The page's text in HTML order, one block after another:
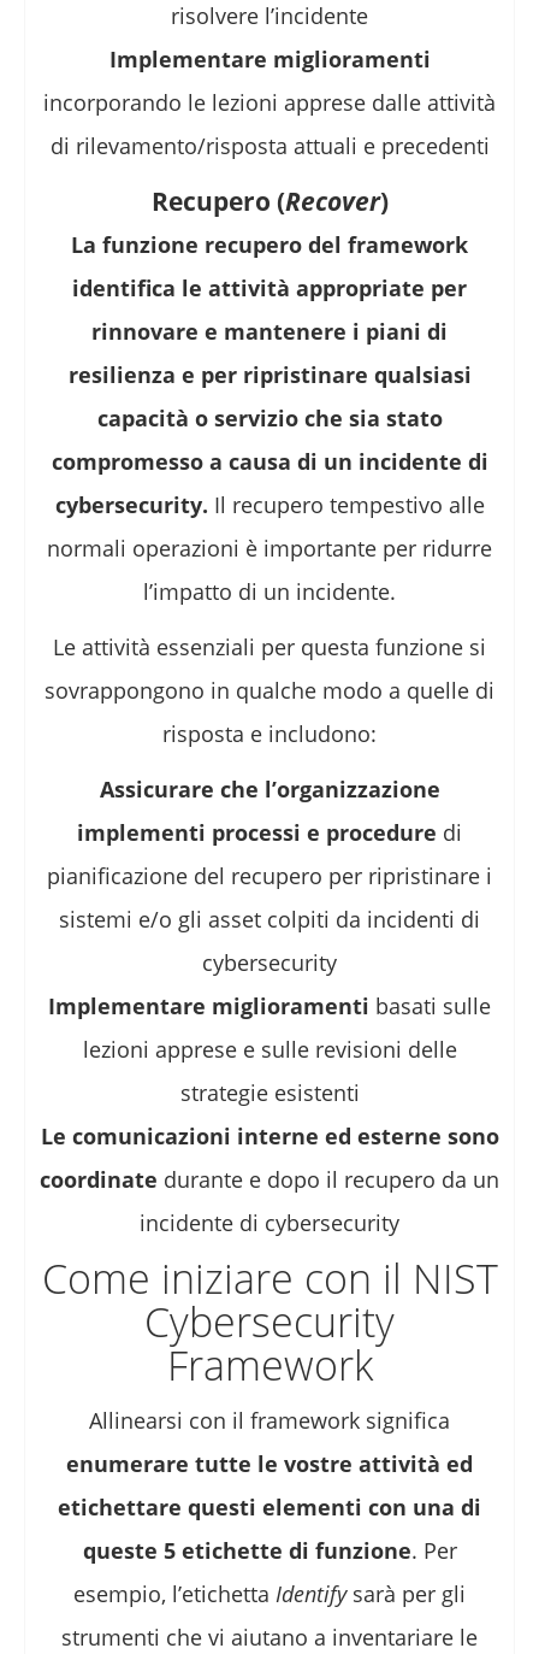
risolvere l’incidente
Implementare miglioramenti
incorporando le lezioni apprese dalle attività
di rilevamento/risposta attuali e precedenti
Recupero (Recover)
La funzione recupero del framework
identifica le attività appropriate per
rinnovare e mantenere i piani di
resilienza e per ripristinare qualsiasi
capacità o servizio che sia stato
compromesso a causa di un incidente di
cybersecurity. Il recupero tempestivo alle
normali operazioni è importante per ridurre
l’impatto di un incidente.
Le attività essenziali per questa funzione si
sovrappongono in qualche modo a quelle di
risposta e includono:
Assicurare che l’organizzazione
implementi processi e procedure di
pianificazione del recupero per ripristinare i
sistemi e/o gli asset colpiti da incidenti di
cybersecurity
Implementare miglioramenti basati sulle
lezioni apprese e sulle revisioni delle
strategie esistenti
Le comunicazioni interne ed esterne sono
coordinate durante e dopo il recupero da un
incidente di cybersecurity
Come iniziare con il NIST
Cybersecurity
Framework
Allinearsi con il framework significa
enumerare tutte le vostre attività ed
etichettare questi elementi con una di
queste 5 etichette di funzione. Per
esempio, l’etichetta Identifysarà per gli
strumenti che vi aiutano a inventariare le